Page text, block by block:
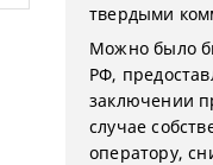
твердыми
Можно было
РФ,
заключении
случае
оператору,